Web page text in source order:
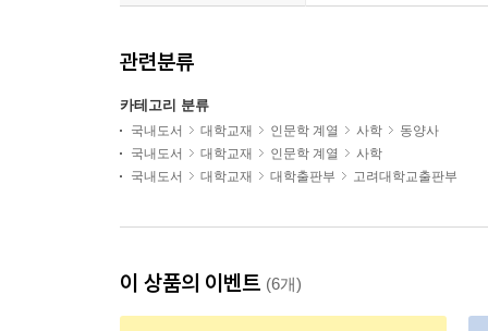
관련분류
카테고리 분류
국내도서 대학교재 인문학 계열 사학
동양사
국내도서
대학교재 인문학 계열
사학
국내도서
대학교재 대학출판부 고려대학교출판부
이 상품의 이벤트 (6개)